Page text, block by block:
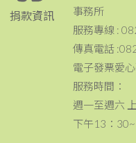
捐款資訊
事務所
服務專線 :
傳真電話
電子發票愛
服務時間：
週一至週六
下午13：